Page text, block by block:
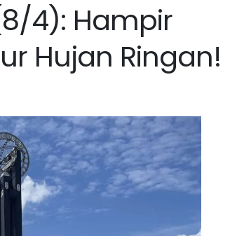
4): Hampir
Hujan Ringan!